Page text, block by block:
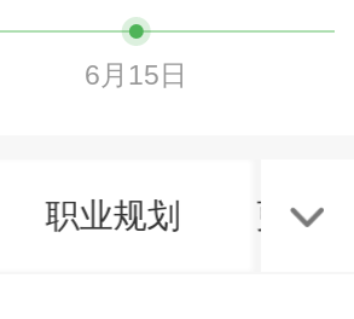
6月15日
职业规划 更多